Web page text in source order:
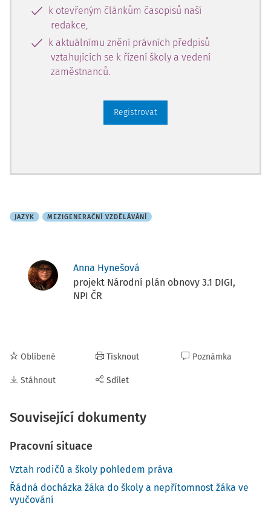
k otevřeným článkům časopisů naší
redakce,
k aktuálnímu znění právních předpisů
vztahujících se k řízení školy a vedení
zaměstnanců.
Registrovat
JAZYK MEZIGENERAČNÍ VZDĚLÁVÁNÍ
Anna Hynešová
projekt Národní plán obnovy 3.1 DIGI,
NPI ČR
Oblíbené
Stáhnout
Tisknout
Sdílet
Poznámka
Související dokumenty
Pracovní situace
Vztah rodičů a školy pohledem práva
Řádná docházka žáka do školy a nepřítomnost žáka ve
vyučování